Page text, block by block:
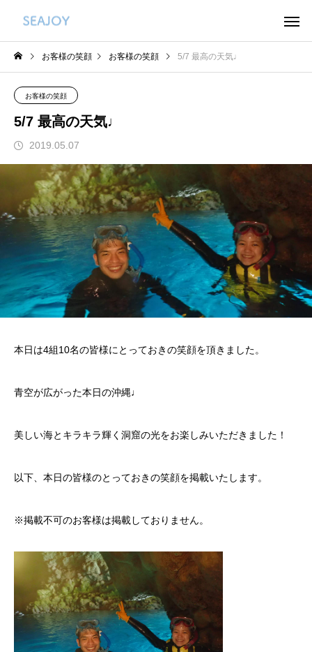
お客様の笑顔 お客様の笑顔 5/7 最高の天気♩
お客様の笑顔
5/7 最高の天気♩
2019.05.07
本日は4組10名の皆様にとっておきの笑顔を頂きました。
青空が広がった本日の沖縄♩
美しい海とキラキラ輝く洞窟の光をお楽しみいただきました！
以下、本日の皆様のとっておきの笑顔を掲載いたします。
※掲載不可のお客様は掲載しておりません。